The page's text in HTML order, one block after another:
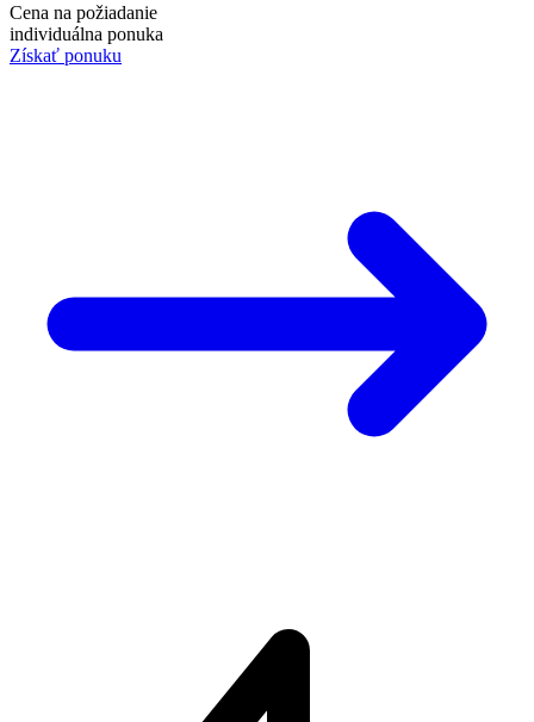
Cena na požiadanie
individuálna ponuka
Získať ponuku